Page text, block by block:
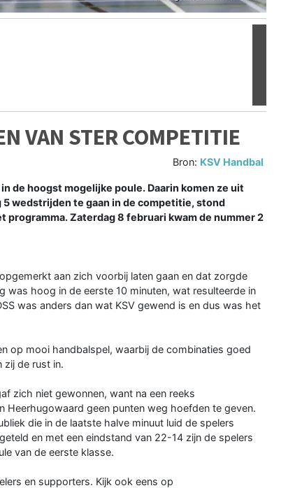
VAN STER COMPETITIE
Bron: KSV Handbal
in de hoogst mogelijke poule. Daarin komen ze uit
wedstrijden te gaan in de competitie, stond
Zaterdag 8 februari kwam de nummer 2
aan zich voorbij laten gaan en dat zorgde
was hoog in de eerste 10 minuten, wat resulteerde in
was anders dan wat KSV gewend is en dus was het
op mooi handbalspel, waarbij de combinaties goed
zij de rust in.
zich niet gewonnen, want na een reeks
Heerhugowaard geen punten weg hoefden te geven.
die in de laatste halve minuut luid de spelers
en met een eindstand van 22-14 zijn de spelers
van de eerste klasse.
en supporters. Kijk ook eens op